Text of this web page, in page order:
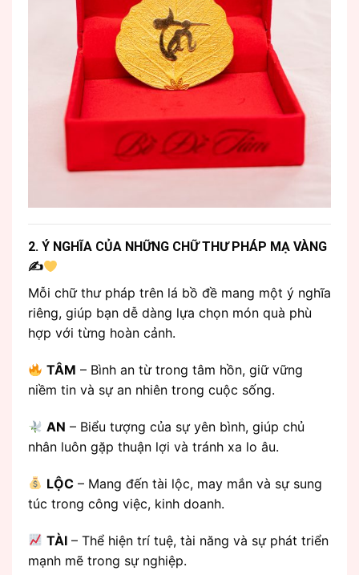
2. Ý NGHĨA CỦA NHỮNG CHỮ THƯ PHÁP MẠ VÀNG
✍
Mỗi chữ thư pháp trên lá bồ đề mang một ý nghĩa
riêng, giúp bạn dễ dàng lựa chọn món quà phù
hợp với từng hoàn cảnh.
TÂM – Bình an từ trong tâm hồn, giữ vững
niềm tin và sự an nhiên trong cuộc sống.
AN – Biểu tượng của sự yên bình, giúp chủ
nhân luôn gặp thuận lợi và tránh xa lo âu.
LỘC – Mang đến tài lộc, may mắn và sự sung
túc trong công việc, kinh doanh.
TÀI – Thể hiện trí tuệ, tài năng và sự phát triển
mạnh mẽ trong sự nghiệp.